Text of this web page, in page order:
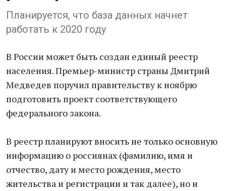
Планируется, что база данных начнет
работать к 2020 году
В России может быть создан единый реестр
населения. Премьер-министр страны Дмитрий
Медведев поручил правительству к ноябрю
подготовить проект соответствующего
федерального закона.
В реестр планируют вносить не только основную
информацию о россиянах (фамилию, имя и
отчество, дату и место рождения, место
жительства и регистрации и так далее), но и